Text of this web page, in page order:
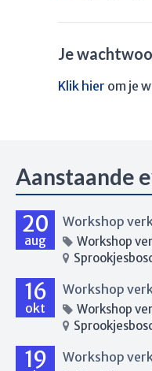
Je
Klik hier om je
Aanstaande
20
aug
Workshop
16
okt
Workshop
19